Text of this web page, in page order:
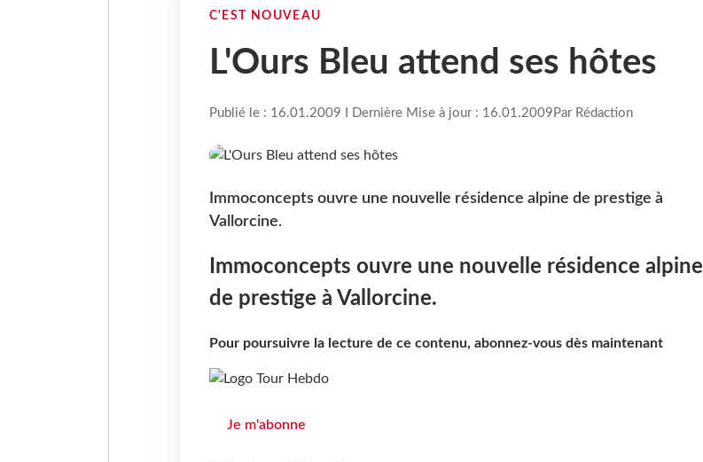
C'EST NOUVEAU
L'Ours Bleu attend ses hôtes
Publié le : 16.01.2009 I Dernière Mise à jour : 16.01.2009 Par Rédaction
Immoconcepts ouvre une nouvelle résidence alpine de prestige à
Vallorcine.
Immoconcepts ouvre une nouvelle résidence alpine
de prestige à Vallorcine.
Pour poursuivre la lecture de ce contenu, abonnez-vous dès maintenant
Je m'abonne